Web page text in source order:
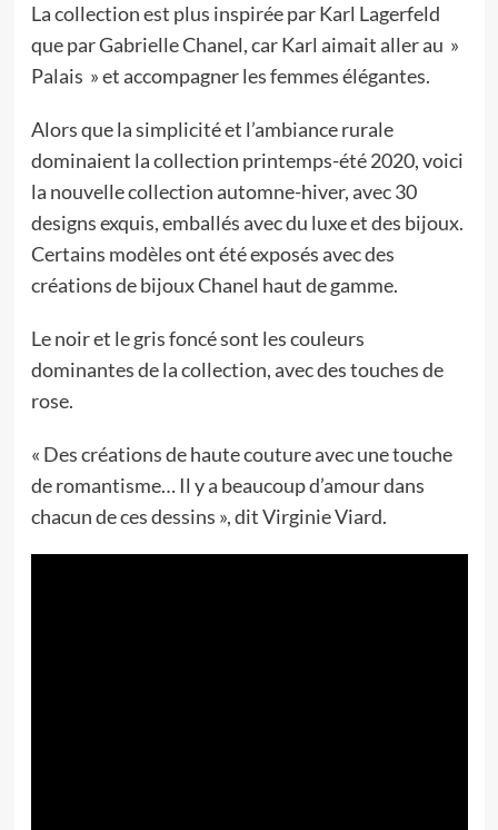
La collection est plus inspirée par Karl Lagerfeld
que par Gabrielle Chanel, car Karl aimait aller au »
Palais » et accompagner les femmes élégantes.
Alors que la simplicité et l’ambiance rurale
dominaient la collection printemps-été 2020, voici
la nouvelle collection automne-hiver, avec 30
designs exquis, emballés avec du luxe et des bijoux.
Certains modèles ont été exposés avec des
créations de bijoux Chanel haut de gamme.
Le noir et le gris foncé sont les couleurs
dominantes de la collection, avec des touches de
rose.
« Des créations de haute couture avec une touche
de romantisme… Il y a beaucoup d’amour dans
chacun de ces dessins », dit Virginie Viard.